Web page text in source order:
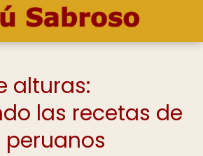
alturas:
las recetas de
peruanos